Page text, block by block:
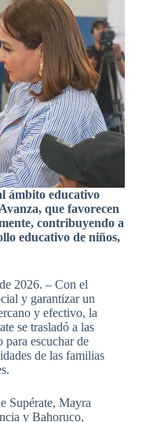
ámbito educativo
que favorecen
contribuyendo a
educativo de niños,
2026. – Con el
y garantizar un
y efectivo, la
se trasladó a las
escuchar de
de las familias
Supérate, Mayra
y Bahoruco,